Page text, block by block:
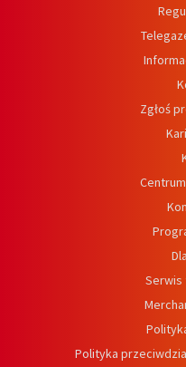
Zgłoś
Polityka